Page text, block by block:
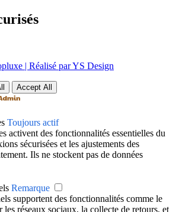
| Réalisé par YS Design
Accept All
Toujours actif
activent des fonctionnalités essentielles du
sécurisées et les ajustements des
Ils ne stockent pas de données
Remarque
supportent des fonctionnalités comme le
les réseaux sociaux, la collecte de retours, et